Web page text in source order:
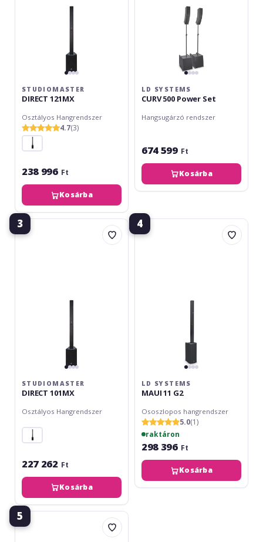
STUDIOMASTER
DIRECT 121MX
Osztályos Hangrendszer
4.7(3)
238 996 Ft
Kosárba
LD SYSTEMS
CURV 500 Power Set
Hangsugárzó rendszer
674 599 Ft
Kosárba
3
Studiomaster
DIRECT
STUDIOMASTER
DIRECT 101MX
Osztályos Hangrendszer
227 262 Ft
Kosárba
4
LD
Systems
LD SYSTEMS
MAUI 11 G2
Ososzlopos hangrendszer
5.0(1)
raktáron
298 396 Ft
Kosárba
5
LD
Systems